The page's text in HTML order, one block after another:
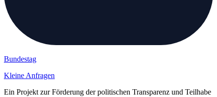
Bundestag
Kleine Anfragen
Ein Projekt zur Förderung der politischen Transparenz und Teilhabe